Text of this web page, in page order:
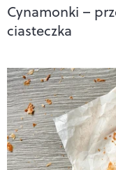
Cynamonki –
ciasteczka